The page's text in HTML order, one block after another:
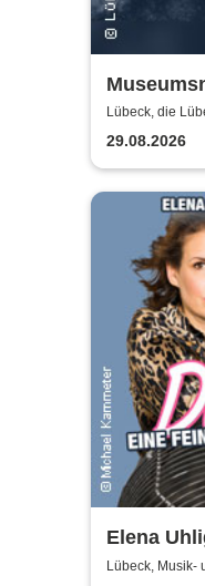
Lübeck, die
29.08.2026
Elena
Ehe -
Lübeck, Musik-